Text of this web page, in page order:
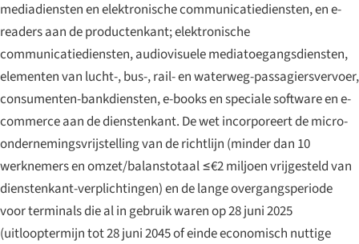
mediadiensten en elektronische communicatiediensten, en e-
readers aan de productenkant; elektronische
communicatiediensten, audiovisuele mediatoegangsdiensten,
elementen van lucht-, bus-, rail- en waterweg-passagiersvervoer,
consumenten-bankdiensten, e-books en speciale software en e-
commerce aan de dienstenkant. De wet incorporeert de micro-
ondernemingsvrijstelling van de richtlijn (minder dan 10
werknemers en omzet/balanstotaal ≤€2 miljoen vrijgesteld van
dienstenkant-verplichtingen) en de lange overgangsperiode
voor terminals die al in gebruik waren op 28 juni 2025
(uitlooptermijn tot 28 juni 2045 of einde economisch nuttige